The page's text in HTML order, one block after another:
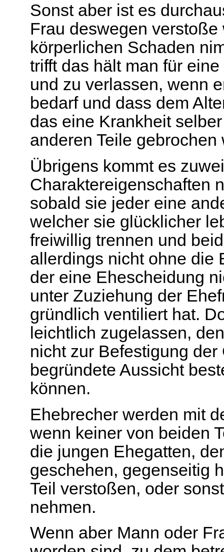
Sonst aber ist es
Frau deswegen
körperlichen Schaden
trifft das hält man für
und zu verlassen, wenn
bedarf und dass dem
das eine Krankheit
anderen Teile gebrochen
Übrigens kommt es
Charaktereigenschaften
sobald sie jeder eine
welcher sie glücklicher
freiwillig trennen und
allerdings nicht ohne die
der eine Ehescheidung
unter Zuziehung der
gründlich ventiliert hat.
leichtlich zugelassen,
nicht zur Befestigung
begründete Aussicht
können.
Ehebrecher werden mit
wenn keiner von beiden
die jungen Ehegatten,
geschehen, gegenseitig
Teil verstoßen, oder
nehmen.
Wenn aber Mann oder